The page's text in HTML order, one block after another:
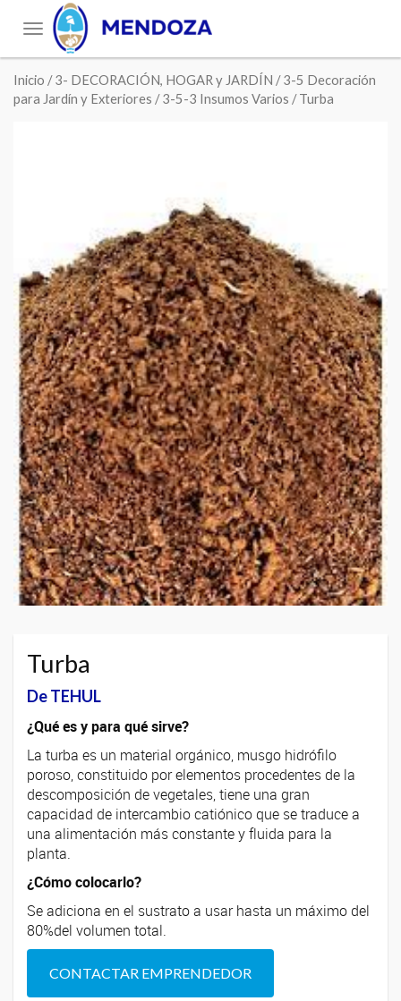
Toggle
navigation
Inicio /3- DECORACIÓN, HOGAR y JARDÍN /3-5 Decoración
para Jardín y Exteriores /3-5-3 Insumos Varios / Turba
Turba
De TEHUL
¿Qué es y para qué sirve?
La turba es un material orgánico, musgo hidrófilo
poroso, constituido por elementos procedentes de la
descomposición de vegetales, tiene una gran
capacidad de intercambio catiónico que se traduce a
una alimentación más constante y fluida para la
planta.
¿Cómo colocarlo?
Se adiciona en el sustrato a usar hasta un máximo del
80%del volumen total.
CONTACTAR EMPRENDEDOR